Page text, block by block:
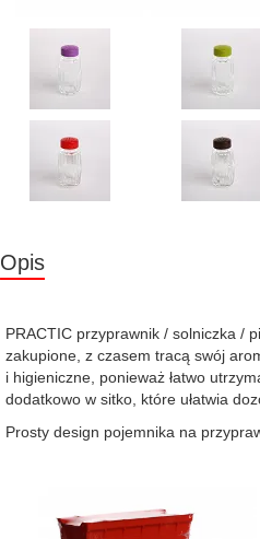
Opis
PRACTIC przyprawnik / solniczka /
zakupione, z czasem tracą swój
i higieniczne, ponieważ łatwo
dodatkowo w sitko, które ułatwia
Prosty design pojemnika na